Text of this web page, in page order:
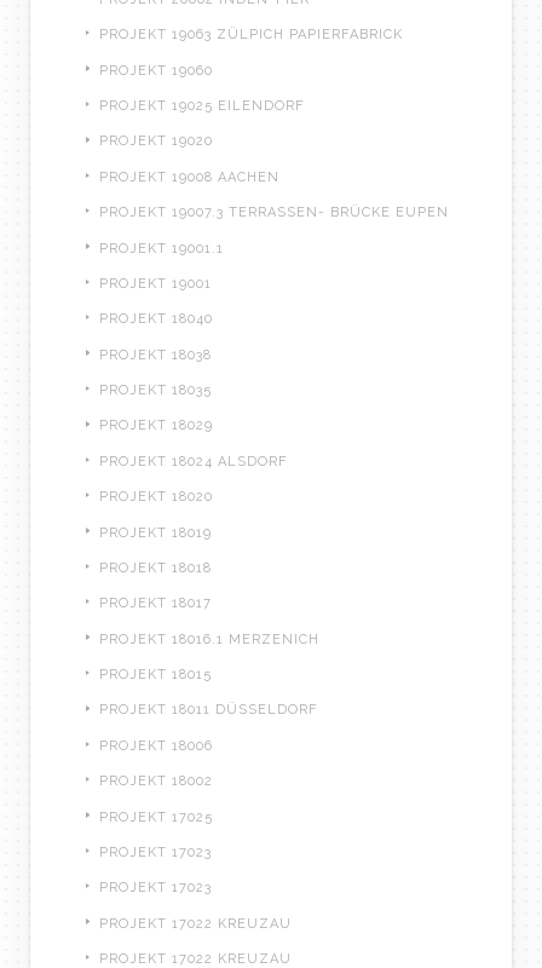
PROJEKT 19063 ZÜLPICH PAPIERFABRICK
PROJEKT 19060
PROJEKT 19025 EILENDORF
PROJEKT 19020
PROJEKT 19008 AACHEN
PROJEKT 19007.3 TERRASSEN- BRÜCKE EUPEN
PROJEKT 19001.1
PROJEKT 19001
PROJEKT 18040
PROJEKT 18038
PROJEKT 18035
PROJEKT 18029
PROJEKT 18024 ALSDORF
PROJEKT 18020
PROJEKT 18019
PROJEKT 18018
PROJEKT 18017
PROJEKT 18016.1 MERZENICH
PROJEKT 18015
PROJEKT 18011 DÜSSELDORF
PROJEKT 18006
PROJEKT 18002
PROJEKT 17025
PROJEKT 17023
PROJEKT 17023
PROJEKT 17022 KREUZAU
PROJEKT 17022 KREUZAU